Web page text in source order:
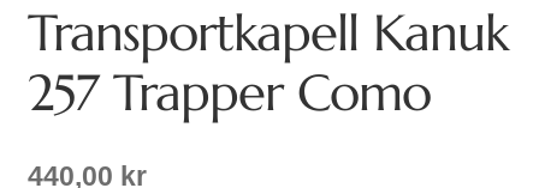
Transportkapell Kanuk
257 Trapper Como
440,00 kr